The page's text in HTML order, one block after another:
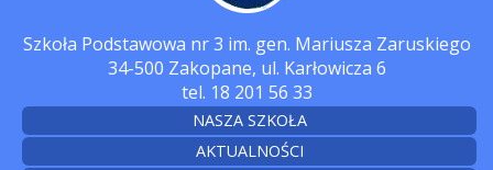
Szkoła Podstawowa nr 3 im. gen. Mariusza Zaruskiego
34-500 Zakopane, ul. Karłowicza 6
tel. 18 201 56 33
NASZA SZKOŁA
AKTUALNOŚCI